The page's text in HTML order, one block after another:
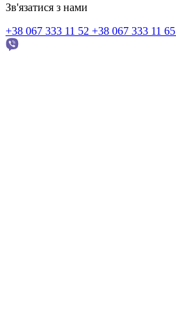
Зв'язатися з нами
+38 067 333 11 52 +38 067 333 11 65